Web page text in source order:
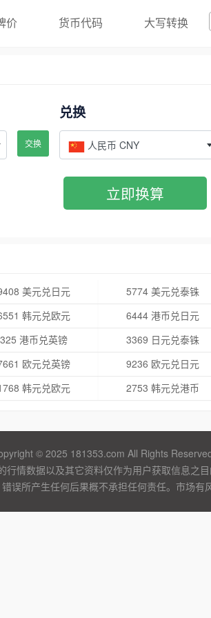
价 货币代码 大写转换
交换
兑换
人民币 CNY
立即换算
美元兑日元
5774 美元兑泰铢
韩元兑欧元
6444 港币兑日元
325 港币兑英镑
3369 日元兑泰铢
欧元兑英镑
9236 欧元兑日元
韩元兑欧元 2753 韩元兑港币
© 2025 181353.com All Rights
情数据以及其它资料仅作为用户获取信息之
误所产生任何后果概不承担任何责任。市场有